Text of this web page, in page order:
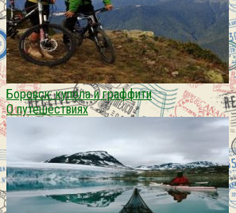
Боровск: купола и граффити
О путешествиях